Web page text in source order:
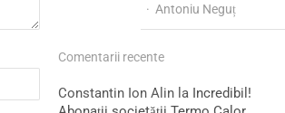
Author
Antoniu Neguț
Comentarii recente
Constantin Ion Alin la Incredibil!